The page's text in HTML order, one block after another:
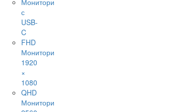
Монитори
с
USB-
C
FHD
Монитори
1920
×
1080
QHD
Монитори